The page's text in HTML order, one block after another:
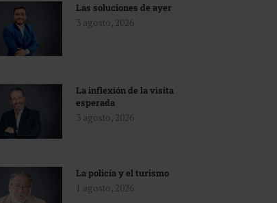
Las soluciones de ayer
3 agosto, 2026
La inflexión de la visita
esperada
3 agosto, 2026
La policía y el turismo
1 agosto, 2026